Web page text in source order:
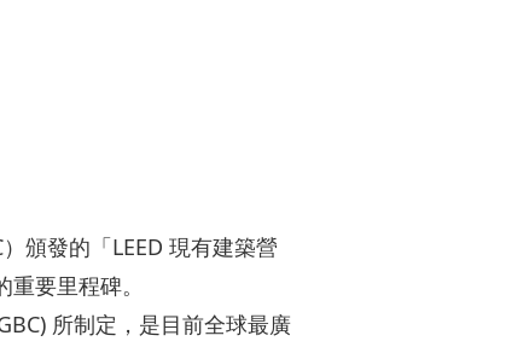
頒發的「LEED 現有建築營
要里程碑。
所制定，是目前全球最廣